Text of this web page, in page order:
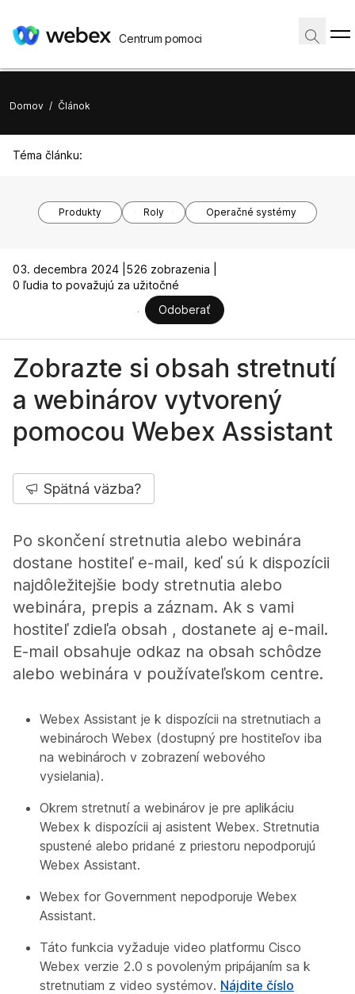
Centrum pomoci
Domov / Článok
Téma článku:
Produkty Roly Operačné systémy
03. decembra 2024 | 526 zobrazenia |
0 ľudia to považujú za užitočné
Odoberať
Zobrazte si obsah stretnutí
a webinárov vytvorený
pomocou Webex Assistant
Spätná väzba?
Po skončení stretnutia alebo webinára
dostane hostiteľ e-mail, keď sú k dispozícii
najdôležitejšie body stretnutia alebo
webinára, prepis a záznam. Ak s vami
hostiteľ zdieľa obsah , dostanete aj e-mail.
E-mail obsahuje odkaz na obsah schôdze
alebo webinára v používateľskom centre.
Webex Assistant je k dispozícii na stretnutiach a
webinároch Webex (dostupný pre hostiteľov iba
na webinároch v zobrazení webového
vysielania).
Okrem stretnutí a webinárov je pre aplikáciu
Webex k dispozícii aj asistent Webex. Stretnutia
spustené alebo pridané z priestoru nepodporujú
Webex Assistant.
Webex for Government nepodporuje Webex
Assistant.
Táto funkcia vyžaduje video platformu Cisco
Webex verzie 2.0 s povoleným pripájaním sa k
stretnutiam z video systémov. Nájdite číslo